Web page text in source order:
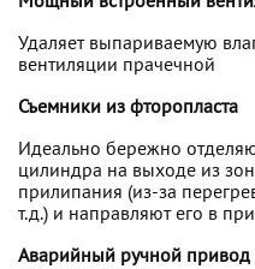
Удаляет выпариваемую
вентиляции прачечной
Съемники из фторопласта
Идеально бережно
цилиндра на выходе из
прилипания (из-за
т.д.) и направляют его в
Аварийный ручной